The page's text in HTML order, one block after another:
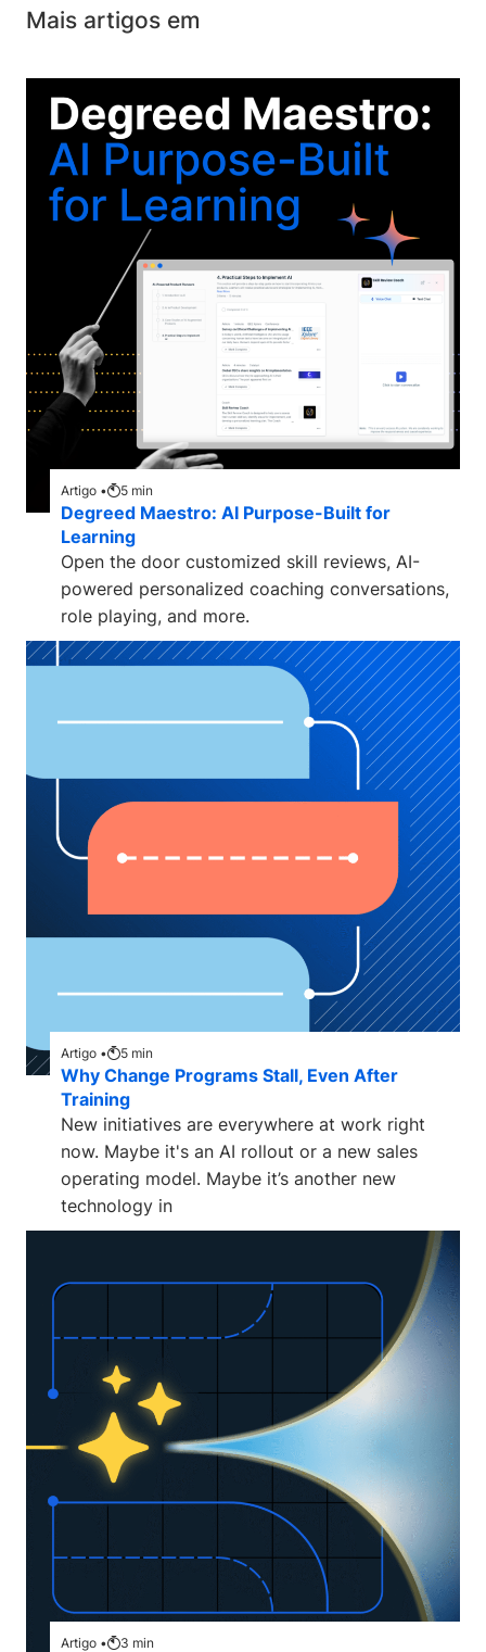
Mais artigos em
Artigo • 5 min
Degreed Maestro: AI Purpose-Built for
Learning
Open the door customized skill reviews, AI-
powered personalized coaching conversations,
role playing, and more.
Artigo • 5 min
Why Change Programs Stall, Even After
Training
New initiatives are everywhere at work right
now. Maybe it's an AI rollout or a new sales
operating model. Maybe it’s another new
technology in
Artigo • 3 min